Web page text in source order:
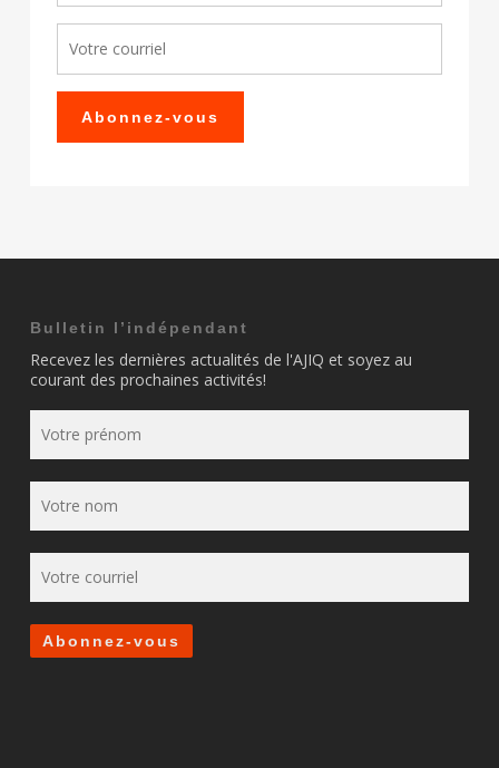
Bulletin l’indépendant
Recevez les dernières actualités de l'AJIQ et soyez au
courant des prochaines activités!